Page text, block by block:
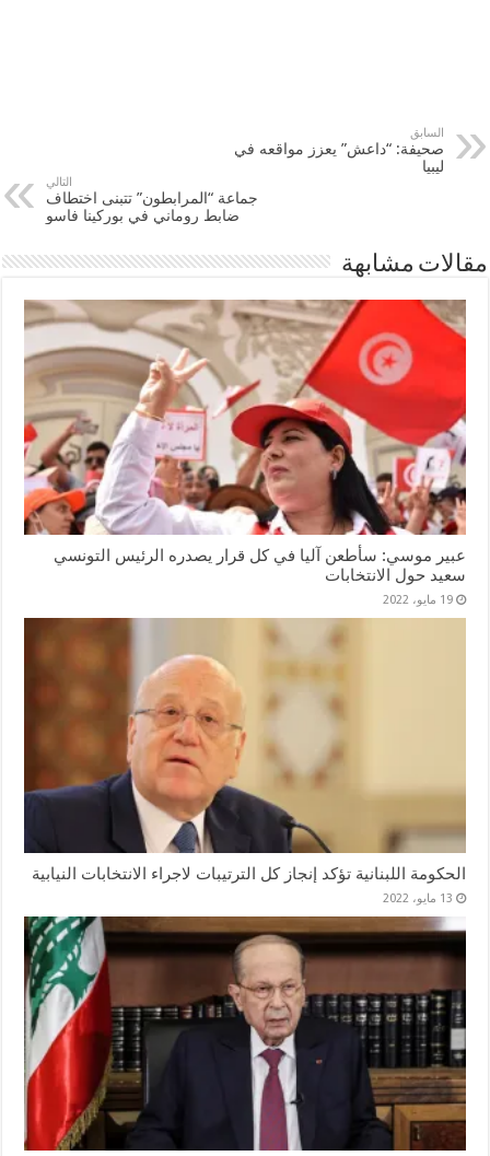
السابق
صحيفة: “داعش” يعزز مواقعه في
ليبيا
التالي
جماعة “المرابطون” تتبنى اختطاف
ضابط روماني في بوركينا فاسو
مقالات مشابهة
عبير موسي: سأطعن آليا في كل قرار يصدره الرئيس التونسي
سعيد حول الانتخابات
19 مايو، 2022
الحكومة اللبنانية تؤكد إنجاز كل الترتيبات لاجراء الانتخابات النيابية
13 مايو، 2022